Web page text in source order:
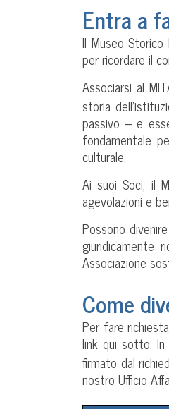
Entra a
Il Museo
per ricordare il
Associarsi al
storia
passivo – e
fondamentale
culturale.
Ai suoi Soci, il
agevolazioni e
Possono
giuridicamente
Associazione
Come
Per fare
link qui sotto.
firmato dal
nostro Ufficio